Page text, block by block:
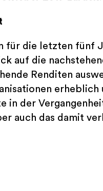
für die letzten fünf
auf die
Renditen
erheblich
in der
auch das damit